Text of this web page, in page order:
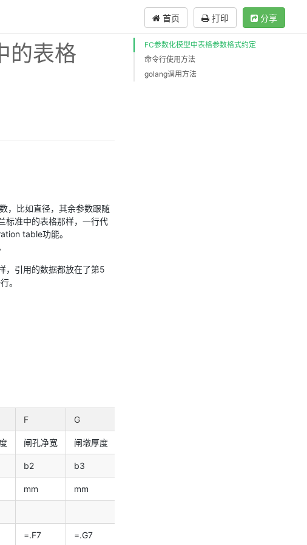
首页 打印 分享
的表格
FC参数化模型中表格参数格式约定
命令行使用方法
golang调用方法
，比如直径，其余参数跟随
标准中的表格那样，一行代
table功能。
，引用的数据都放在了第5
。
F G
闸孔净宽 闸墩厚度
b2 b3
mm mm
=.F7 =.G7